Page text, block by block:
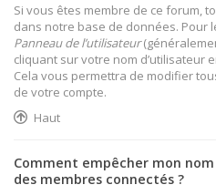
Si vous êtes membre de ce forum,
dans notre base de données. Pour
Panneau de l’utilisateur
cliquant sur votre nom d’utilisateur
Cela vous permettra de modifier
de votre compte.
Haut
Comment empêcher mon
des membres connectés ?